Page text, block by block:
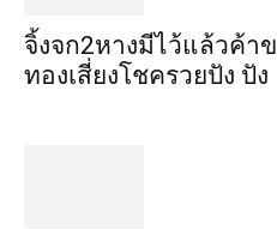
จิ้งจก​2​หาง​มีไว้แล้ว​ค้า
ทอง​เสี่ยงโชค​รวยปัง​ ปัง​